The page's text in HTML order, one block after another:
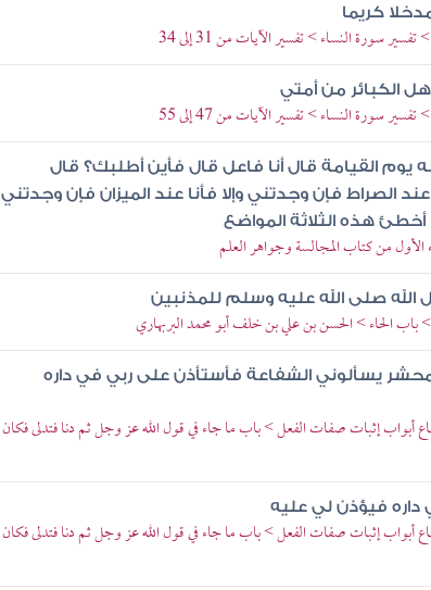
كريما
سورة النساء > تفسير الآيات من 31 إلى 34
الكبائر من أمتي
سورة النساء > تفسير الآيات من 47 إلى 55
القيامة قال أنا فاعل قال فأين أطلبك؟ قال
الصراط فإن وجدتني وإلا فأنا عند الميزان فإن وجدتني
أخطئ هذه الثلاثة المواضع
الأول من كتاب المجالسة وجواهر العلم
الله صلى الله عليه وسلم للمذنبين
> باب الحاء > الحسن بن علي بن خلف أبو محمد البربهاري
يسألوني الشفاعة فأستأذن على ربي في داره
أبواب إثبات صفات الفعل > باب ما جاء في قول الله عز وجل ثم دنا فتدلى فكان
فيؤذن لي عليه
أبواب إثبات صفات الفعل > باب ما جاء في قول الله عز وجل ثم دنا فتدلى فكان